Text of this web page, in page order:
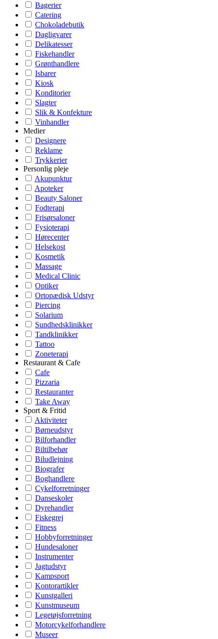
Bagerier
Catering
Chokoladebutik
Dagligvarer
Delikatesser
Fiskehandler
Grønthandlere
Isbarer
Kiosk
Konditorier
Slagter
Slik & Konfekture
Vinhandler
Medier
Designere
Reklame
Trykkerier
Personlig pleje
Akupunktur
Apoteker
Beauty Saloner
Fodterapi
Frisørsaloner
Fysioterapi
Hørecenter
Helsekost
Kosmetik
Massage
Medical Clinic
Optiker
Ortopædisk Udstyr
Piercing
Solarium
Sundhedsklinikker
Tandklinikker
Tattoo
Zoneterapi
Restaurant & Cafe
Cafe
Pizzaria
Restauranter
Take Away
Sport & Fritid
Aktiviteter
Børneudstyr
Bilforhandler
Biltilbehør
Biludlejning
Biografer
Boghandlere
Cykelforretninger
Danseskoler
Dyrehandler
Fiskegrej
Fitness
Hobbyforretninger
Hundesaloner
Instrumenter
Jagtudstyr
Kampsport
Kontorartikler
Kunstgalleri
Kunstmuseum
Legetøjsforretning
Motorcykelforhandlere
Museer